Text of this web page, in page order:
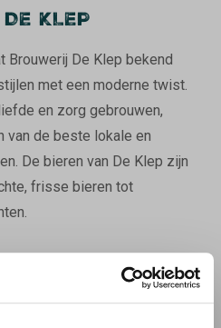
KLEP
Brouwerij De Klep bekend
met een moderne twist.
en zorg gebrouwen,
van de beste lokale en
De bieren van De Klep zijn
frisse bieren tot
, een bier dat